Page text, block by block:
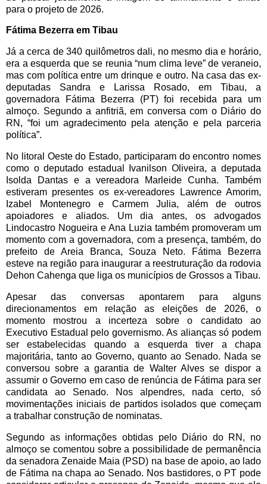
para o projeto de 2026.
Fátima Bezerra em Tibau
Já a cerca de 340 quilômetros dali, no mesmo dia e horário,
era a esquerda que se reunia “num clima leve” de veraneio,
mas com política entre um drinque e outro. Na casa das ex-
deputadas Sandra e Larissa Rosado, em Tibau, a
governadora Fátima Bezerra (PT) foi recebida para um
almoço. Segundo a anfitriã, em conversa com o Diário do
RN, “foi um agradecimento pela atenção e pela parceria
política”.
No litoral Oeste do Estado, participaram do encontro nomes
como o deputado estadual Ivanilson Oliveira, a deputada
Isolda Dantas e a vereadora Marleide Cunha. Também
estiveram presentes os ex-vereadores Lawrence Amorim,
Izabel Montenegro e Carmem Julia, além de outros
apoiadores e aliados. Um dia antes, os advogados
Lindocastro Nogueira e Ana Luzia também promoveram um
momento com a governadora, com a presença, também, do
prefeito de Areia Branca, Souza Neto. Fátima Bezerra
esteve na região para inaugurar a reestruturação da rodovia
Dehon Cahenga que liga os municípios de Grossos a Tibau.
Apesar das conversas apontarem para alguns
direcionamentos em relação as eleições de 2026, o
momento mostrou a incerteza sobre o candidato ao
Executivo Estadual pelo governismo. As alianças só podem
ser estabelecidas quando a esquerda tiver a chapa
majoritária, tanto ao Governo, quanto ao Senado. Nada se
conversou sobre a garantia de Walter Alves se dispor a
assumir o Governo em caso de renúncia de Fátima para ser
candidata ao Senado. Nos alpendres, nada certo, só
movimentações iniciais de partidos isolados que começam
a trabalhar construção de nominatas.
Segundo as informações obtidas pelo Diário do RN, no
almoço se comentou sobre a possibilidade de permanência
da senadora Zenaide Maia (PSD) na base de apoio, ao lado
de Fátima na chapa ao Senado. Nos bastidores, o PT pode